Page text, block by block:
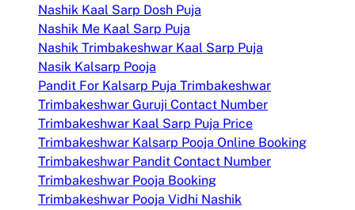
Nashik Kaal Sarp Dosh Puja
Nashik Me Kaal Sarp Puja
Nashik Trimbakeshwar Kaal Sarp Puja
Nasik Kalsarp Pooja
Pandit For Kalsarp Puja Trimbakeshwar
Trimbakeshwar Guruji Contact Number
Trimbakeshwar Kaal Sarp Puja Price
Trimbakeshwar Kalsarp Pooja Online Booking
Trimbakeshwar Pandit Contact Number
Trimbakeshwar Pooja Booking
Trimbakeshwar Pooja Vidhi Nashik